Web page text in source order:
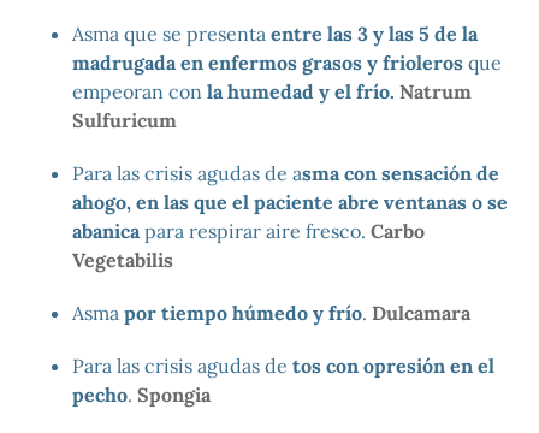
Asma que se presenta entre las 3 y las 5 de la
madrugada en enfermos grasos y frioleros que
empeoran con la humedad y el frío. Natrum
Sulfuricum
Para las crisis agudas de asma con sensación de
ahogo, en las que el paciente abre ventanas o se
abanica para respirar aire fresco. Carbo
Vegetabilis
Asma por tiempo húmedo y frío. Dulcamara
Para las crisis agudas de tos con opresión en el
pecho. Spongia